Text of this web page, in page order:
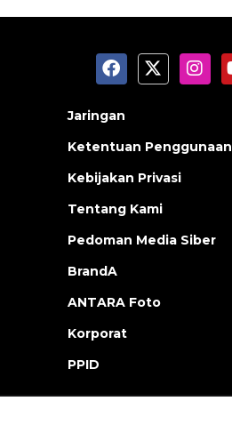
Jaringan
Ketentuan Penggunaan
Kebijakan Privasi
Tentang Kami
Pedoman Media Siber
BrandA
ANTARA Foto
Korporat
PPID